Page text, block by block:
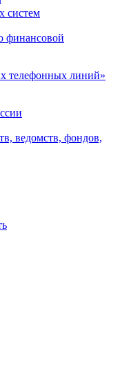
систем
финансовой
телефонных линий»
ведомств, фондов,